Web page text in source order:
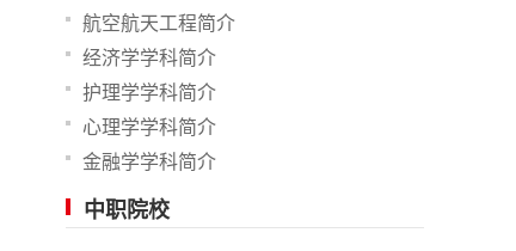
航空航天工程简介
经济学学科简介
护理学学科简介
心理学学科简介
金融学学科简介
中职院校